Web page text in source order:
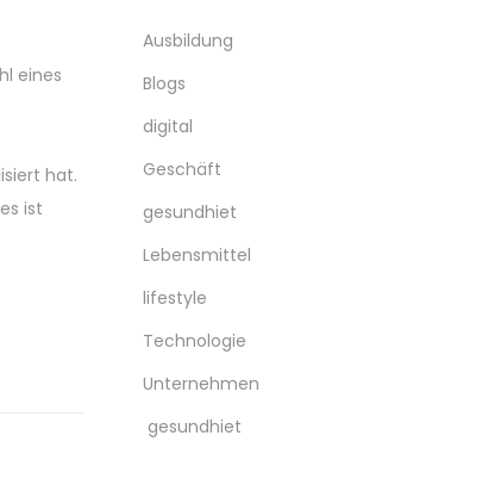
eines
hat.
ist
Ausbildung
Blogs
digital
Geschäft
gesundhiet
Lebensmittel
lifestyle
Technologie
Unternehmen
gesundhiet